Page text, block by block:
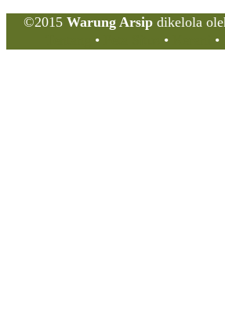
©2015 Warung Arsip dikelola
• • •